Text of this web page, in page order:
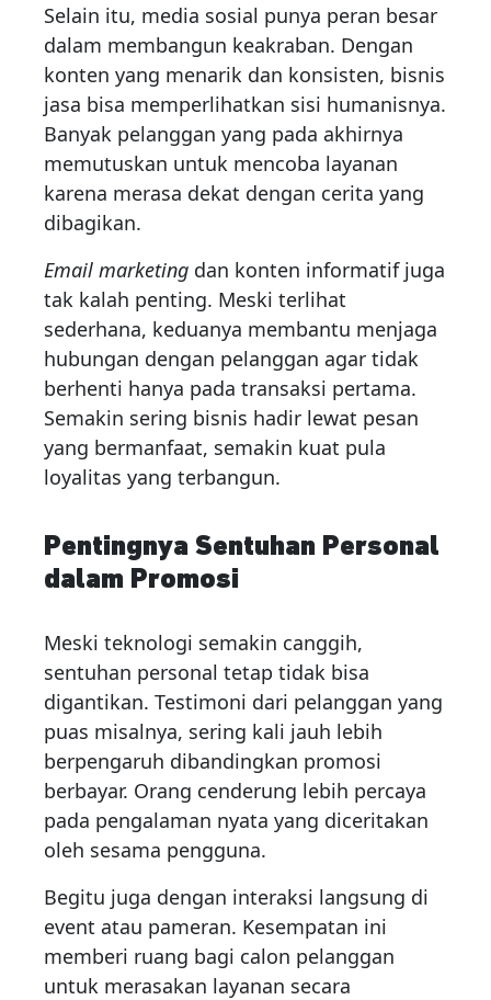
Selain itu, media sosial punya peran besar
dalam membangun keakraban. Dengan
konten yang menarik dan konsisten, bisnis
jasa bisa memperlihatkan sisi humanisnya.
Banyak pelanggan yang pada akhirnya
memutuskan untuk mencoba layanan
karena merasa dekat dengan cerita yang
dibagikan.
Email marketing dan konten informatif juga
tak kalah penting. Meski terlihat
sederhana, keduanya membantu menjaga
hubungan dengan pelanggan agar tidak
berhenti hanya pada transaksi pertama.
Semakin sering bisnis hadir lewat pesan
yang bermanfaat, semakin kuat pula
loyalitas yang terbangun.
Pentingnya Sentuhan Personal
dalam Promosi
Meski teknologi semakin canggih,
sentuhan personal tetap tidak bisa
digantikan. Testimoni dari pelanggan yang
puas misalnya, sering kali jauh lebih
berpengaruh dibandingkan promosi
berbayar. Orang cenderung lebih percaya
pada pengalaman nyata yang diceritakan
oleh sesama pengguna.
Begitu juga dengan interaksi langsung di
event atau pameran. Kesempatan ini
memberi ruang bagi calon pelanggan
untuk merasakan layanan secara